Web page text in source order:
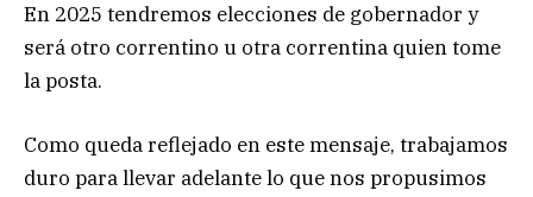
En 2025 tendremos elecciones de gobernador y
será otro correntino u otra correntina quien tome
la posta.
Como queda reflejado en este mensaje, trabajamos
duro para llevar adelante lo que nos propusimos